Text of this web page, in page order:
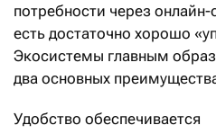
потребности через
есть достаточно хорошо
Экосистемы главным
два основных
Удобство обеспечивается